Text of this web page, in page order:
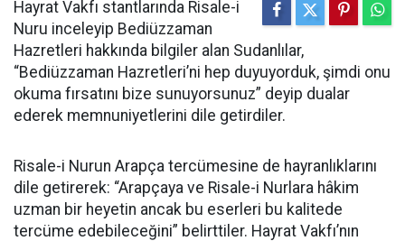
Hayrat Vakfı stantlarında Risale-i
Nuru inceleyip Bediüzzaman
Hazretleri hakkında bilgiler alan Sudanlılar,
“Bediüzzaman Hazretleri’ni hep duyuyorduk, şimdi onu
okuma fırsatını bize sunuyorsunuz” deyip dualar
ederek memnuniyetlerini dile getirdiler.
Risale-i Nurun Arapça tercümesine de hayranlıklarını
dile getirerek: “Arapçaya ve Risale-i Nurlara hâkim
uzman bir heyetin ancak bu eserleri bu kalitede
tercüme edebileceğini” belirttiler. Hayrat Vakfı’nın